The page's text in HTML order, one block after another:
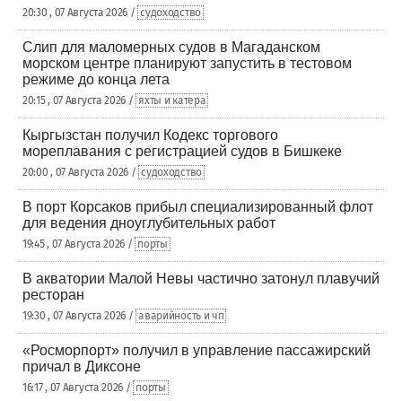
20:30 , 07 Августа 2026 / судоходство
Слип для маломерных судов в Магаданском
морском центре планируют запустить в тестовом
режиме до конца лета
20:15 , 07 Августа 2026 / яхты и катера
Кыргызстан получил Кодекс торгового
мореплавания с регистрацией судов в Бишкеке
20:00 , 07 Августа 2026 / судоходство
В порт Корсаков прибыл специализированный флот
для ведения дноуглубительных работ
19:45 , 07 Августа 2026 / порты
В акватории Малой Невы частично затонул плавучий
ресторан
19:30 , 07 Августа 2026 / аварийность и чп
«Росморпорт» получил в управление пассажирский
причал в Диксоне
16:17 , 07 Августа 2026 / порты